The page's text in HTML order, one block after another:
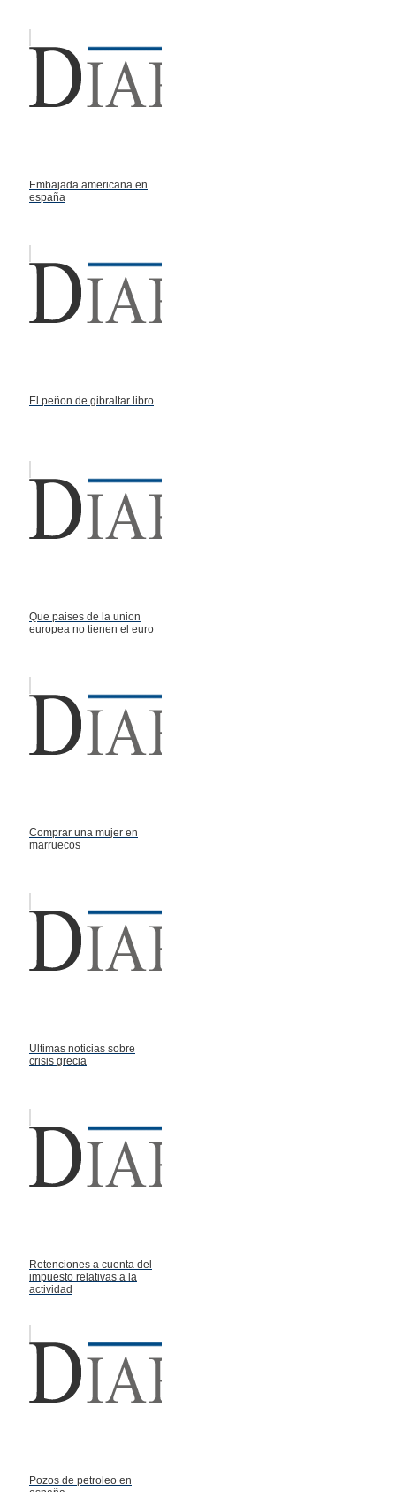
Embajada americana en
españa
El peñon de gibraltar libro
Que paises de la union
europea no tienen el euro
Comprar una mujer en
marruecos
Ultimas noticias sobre
crisis grecia
Retenciones a cuenta del
impuesto relativas a la
actividad
Pozos de petroleo en